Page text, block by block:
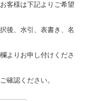
客様は下記よりご希望
後、水引、表書き、名
よりお申し付けくださ
確認ください。